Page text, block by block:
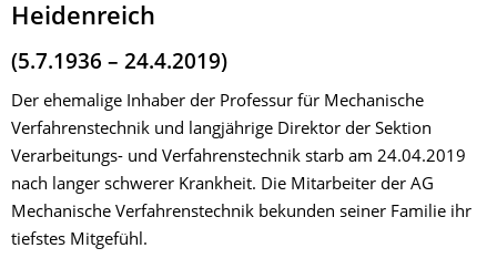
Heidenreich
(5.7.1936 – 24.4.2019)
Der ehemalige Inhaber der Professur für Mechanische
Verfahrenstechnik und langjährige Direktor der Sektion
Verarbeitungs- und Verfahrenstechnik starb am 24.04.2019
nach langer schwerer Krankheit. Die Mitarbeiter der AG
Mechanische Verfahrenstechnik bekunden seiner Familie ihr
tiefstes Mitgefühl.